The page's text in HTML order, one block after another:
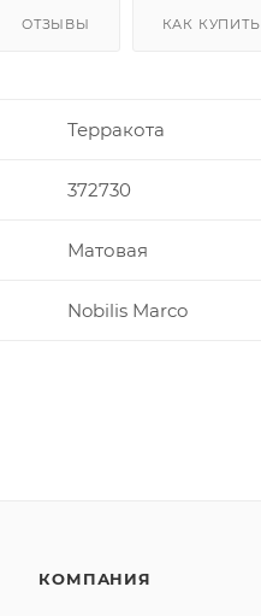
ОТЗЫВЫ КАК КУПИТЬ
Терракота
372730
Матовая
Nobilis Marco
КОМПАНИЯ